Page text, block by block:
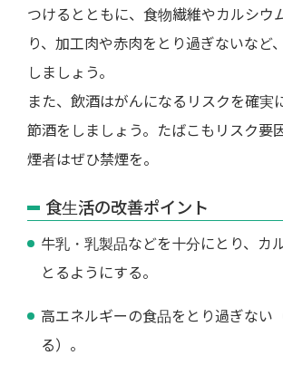
つけるとともに、食物繊維やカルシウ
り、加工肉や赤肉をとり過ぎないなど
しましょう。
また、飲酒はがんになるリスクを確実
節酒をしましょう。たばこもリスク要
煙者はぜひ禁煙を。
食生活の改善ポイント
牛乳・乳製品などを十分にとり、カ
とるようにする。
高エネルギーの食品をとり過ぎない
る）。